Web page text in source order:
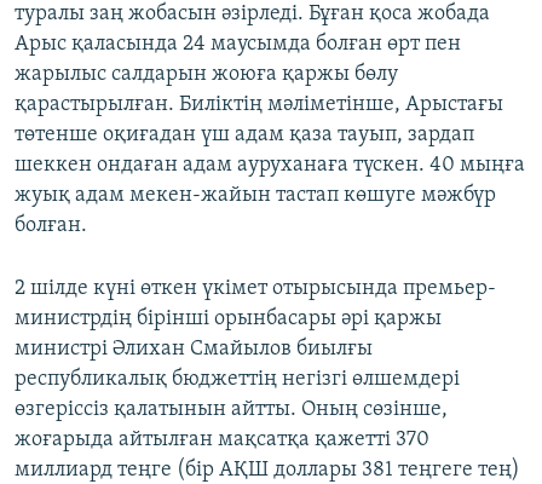
туралы заң жобасын әзірледі. Бұған қоса жобада
Арыс қаласында 24 маусымда болған өрт пен
жарылыс салдарын жоюға қаржы бөлу
қарастырылған. Биліктің мәліметінше, Арыстағы
төтенше оқиғадан үш адам қаза тауып, зардап
шеккен ондаған адам ауруханаға түскен. 40 мыңға
жуық адам мекен-жайын тастап көшуге мәжбүр
болған.
2 шілде күні өткен үкімет отырысында премьер-
министрдің бірінші орынбасары әрі қаржы
министрі Әлихан Смайылов биылғы
республикалық бюджеттің негізгі өлшемдері
өзгеріссіз қалатынын айтты. Оның сөзінше,
жоғарыда айтылған мақсатқа қажетті 370
миллиард теңге (бір АҚШ доллары 381 теңгеге тең)